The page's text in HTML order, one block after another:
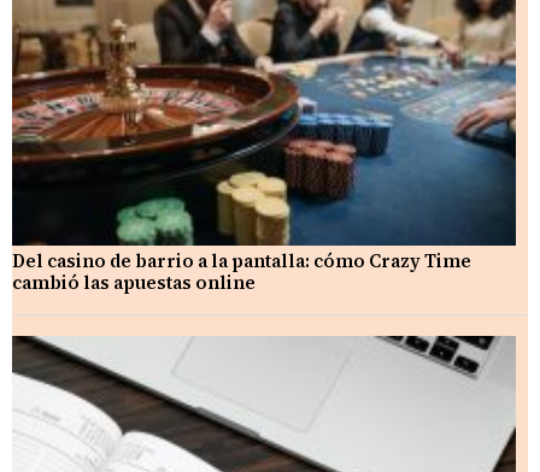
Del casino de barrio a la pantalla: cómo Crazy Time
cambió las apuestas online